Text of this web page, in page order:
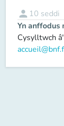
person 10 seddi
Yn anffodus
Cysylltwch